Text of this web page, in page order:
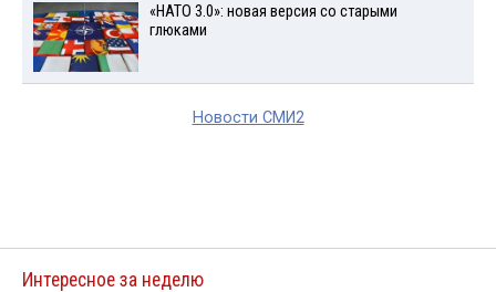
«НАТО 3.0»: новая версия со старыми
глюками
Новости СМИ2
Интересное за неделю